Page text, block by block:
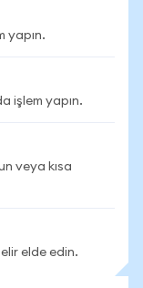
yapın.
işlem yapın.
veya kısa
elde edin.